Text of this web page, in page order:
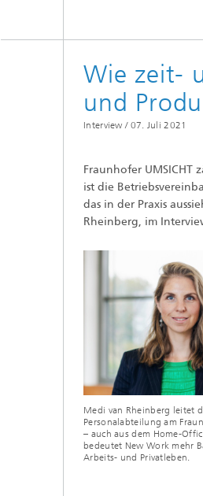
Wie zeit-
und
Interview / 07. Juli 2021
Fraunhofer
ist die
das in der Praxis
Rheinberg, im
Medi van Rheinberg leitet
Personalabteilung am
– auch aus dem Home-
bedeutet New Work mehr
Arbeits- und Privatleben.